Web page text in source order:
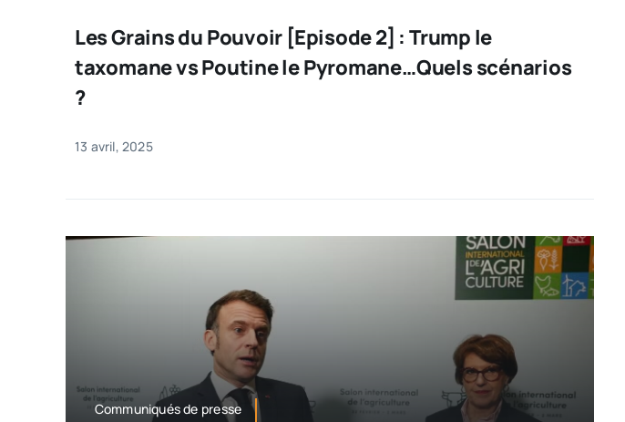
Les Grains du Pouvoir [Episode 2] : Trump le
taxomane vs Poutine le Pyromane…Quels scénarios
?
13 avril, 2025
Communiqués de presse